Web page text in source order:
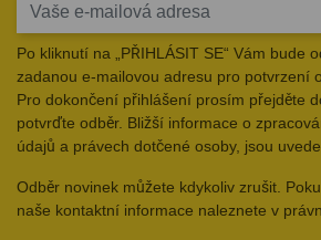
Po kliknutí na „PŘIHLÁSIT SE“ Vám bude
zadanou e-mailovou adresu pro potvrzení
Pro dokončení přihlášení prosím přejděte
potvrďte odběr. Bližší informace o
údajů a právech dotčené osoby, jsou
Odběr novinek můžete kdykoliv zrušit.
naše kontaktní informace naleznete v